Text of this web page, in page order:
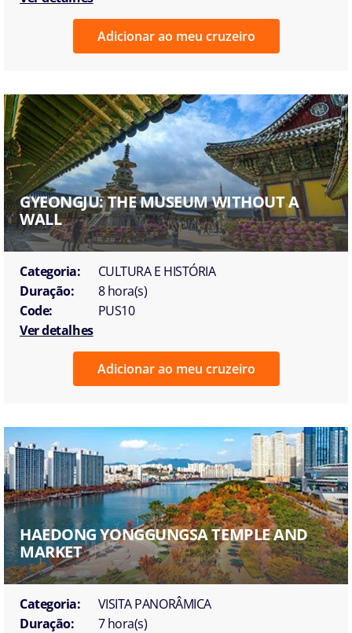
Adicionar ao meu cruzeiro
GYEONGJU: THE MUSEUM WITHOUT A
WALL
Categoria:
CULTURA E HISTÓRIA
Duração:
8 hora(s)
Code:
PUS10
Ver detalhes
Adicionar ao meu cruzeiro
HAEDONG YONGGUNGSA TEMPLE AND
MARKET
Categoria:
VISITA PANORÂMICA
Duração:
7 hora(s)